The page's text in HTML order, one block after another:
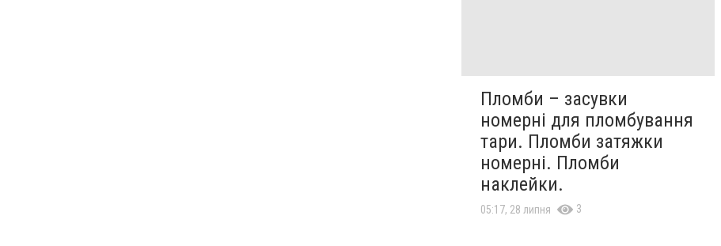
Пломби – засувки
номерні для пломбування
тари. Пломби затяжки
номерні. Пломби
наклейки.
05:17, 28 липня 3